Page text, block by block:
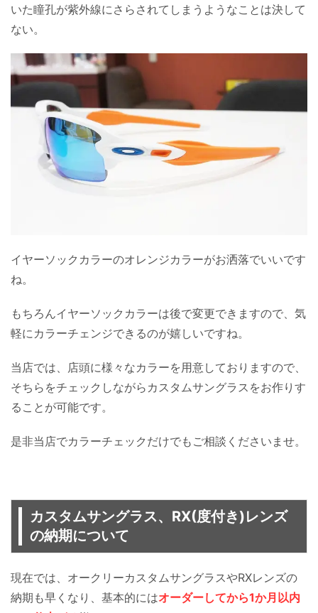
いた瞳孔が紫外線にさらされてしまうようなことは決して
ない。
イヤーソックカラーのオレンジカラーがお洒落でいいです
ね。
もちろんイヤーソックカラーは後で変更できますので、気
軽にカラーチェンジできるのが嬉しいですね。
当店では、店頭に様々なカラーを用意しておりますので、
そちらをチェックしながらカスタムサングラスをお作りす
ることが可能です。
是非当店でカラーチェックだけでもご相談くださいませ。
カスタムサングラス、RX(度付き)レンズ
の納期について
現在では、オークリーカスタムサングラスやRXレンズの
納期も早くなり、基本的にはオーダーしてから1か月以内